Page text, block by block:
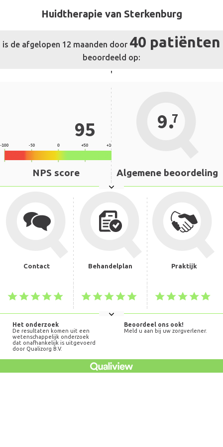
Huidtherapie van Sterkenburg
is de afgelopen 12 maanden door 40 patiënten
beoordeeld op:
'
95
NPS score
9.7
Algemene beoordeling
Contact Behandelplan Praktijk
Het onderzoek
De resultaten komen uit een
wetenschappelijk onderzoek
dat onafhankelijk is uitgevoerd
door Qualizorg B.V.
Beoordeel ons ook!
Meld u aan bij uw zorgverlener.